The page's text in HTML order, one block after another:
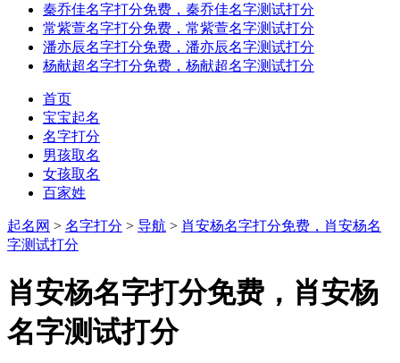
秦乔佳名字打分免费，秦乔佳名字测试打分
常紫萱名字打分免费，常紫萱名字测试打分
潘亦辰名字打分免费，潘亦辰名字测试打分
杨献超名字打分免费，杨献超名字测试打分
首页
宝宝起名
名字打分
男孩取名
女孩取名
百家姓
起名网 > 名字打分 > 导航 > 肖安杨名字打分免费，肖安杨名
字测试打分
肖安杨名字打分免费，肖安杨
名字测试打分